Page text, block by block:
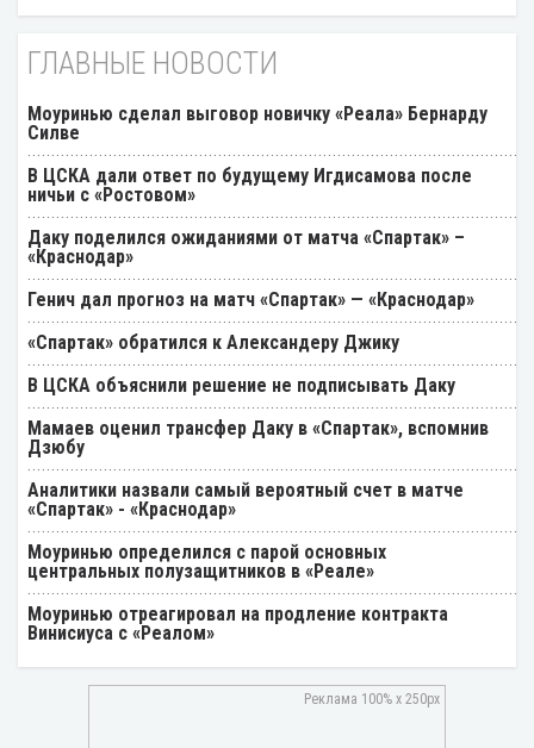
ГЛАВНЫЕ НОВОСТИ
Моуринью сделал выговор новичку «Реала» Бернарду
Силве
В ЦСКА дали ответ по будущему Игдисамова после
ничьи с «Ростовом»
Даку поделился ожиданиями от матча «Спартак» –
«Краснодар»
Генич дал прогноз на матч «Спартак» — «Краснодар»
«Спартак» обратился к Александеру Джику
В ЦСКА объяснили решение не подписывать Даку
Мамаев оценил трансфер Даку в «Спартак», вспомнив
Дзюбу
Аналитики назвали самый вероятный счет в матче
«Спартак» - «Краснодар»
Моуринью определился с парой основных
центральных полузащитников в «Реале»
Моуринью отреагировал на продление контракта
Винисиуса с «Реалом»